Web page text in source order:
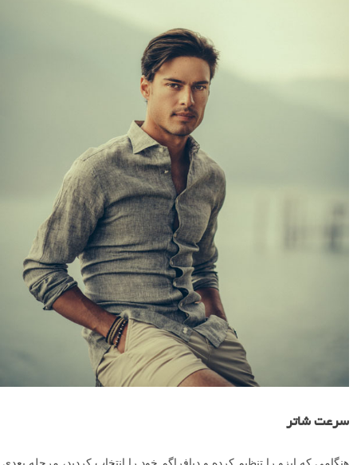
سرعت شاتر